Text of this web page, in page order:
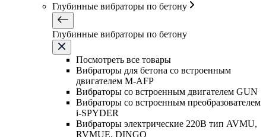
Глубинные вибраторы по бетону
Глубинные вибраторы по бетону
Посмотреть все товары
Вибраторы для бетона со встроенным
двигателем M-AFP
Вибраторы со встроенным двигателем GUN
Вибраторы со встроенным преобразователем
i-SPYDER
Вибраторы электрические 220B тип AVMU,
RVMUE, DINGO